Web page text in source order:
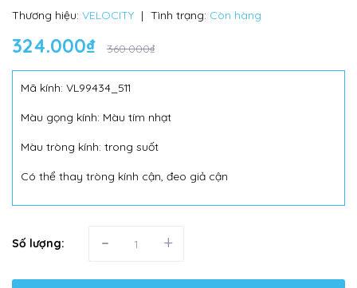
Thương hiệu: VELOCITY | Tình trạng: Còn hàng
324.000₫ 360.000₫
Mã kính: VL99434_511
Màu gọng kính: Màu tím nhạt
Màu tròng kính: trong suốt
Có thể thay tròng kính cận, đeo giả cận
Số lượng: - +